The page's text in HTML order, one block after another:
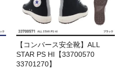
【コンバース安全靴】ALL
STAR PS HI【33700570
33701270】